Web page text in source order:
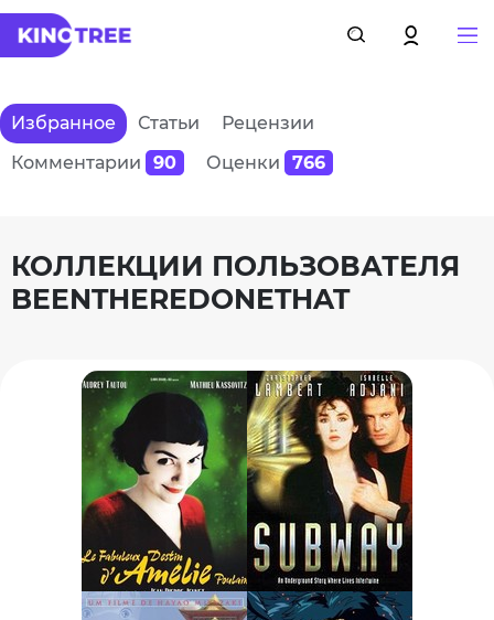
Избранное Статьи
Рецензии
Комментарии
90 Оценки 766
КОЛЛЕКЦИИ ПОЛЬЗОВАТЕЛЯ
BEENTHEREDONETHAT